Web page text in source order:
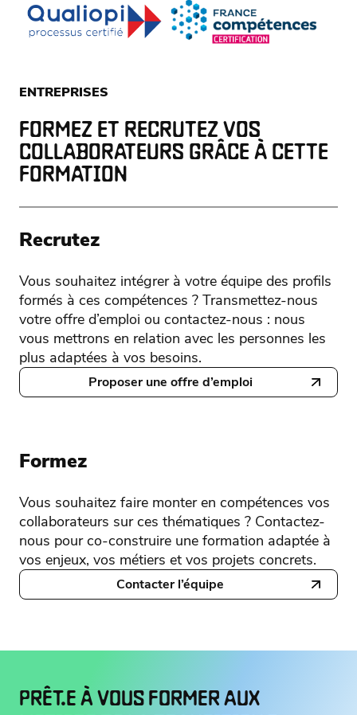
ENTREPRISES
FORMEZ ET RECRUTEZ VOS
COLLABORATEURS GRÂCE À CETTE
FORMATION
Recrutez
Vous souhaitez intégrer à votre équipe des profils
formés à ces compétences ? Transmettez-nous
votre offre d’emploi ou contactez-nous : nous
vous mettrons en relation avec les personnes les
plus adaptées à vos besoins.
Proposer une offre d’emploi
Formez
Vous souhaitez faire monter en compétences vos
collaborateurs sur ces thématiques ? Contactez-
nous pour co-construire une formation adaptée à
vos enjeux, vos métiers et vos projets concrets.
Contacter l’équipe
PRÊT.E À VOUS FORMER AUX